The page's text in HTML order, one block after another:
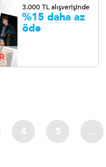
3.000 TL alışverişinde
%15 daha az
öde
4 5 ...